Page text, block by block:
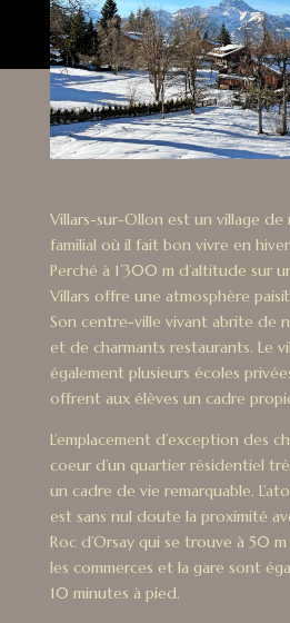
Villars-sur-Ollon est un village
familial où il fait bon vivre en
Perché à 1’300 m d’altitude sur
Villars offre une atmosphère
Son centre-ville vivant abrite de
et de charmants restaurants. Le
également plusieurs écoles
offrent aux élèves un cadre
L’emplacement d’exception des
coeur d’un quartier résidentiel
un cadre de vie remarquable.
est sans nul doute la proximité
Roc d’Orsay qui se trouve à 50
les commerces et la gare sont
10 minutes à pied.